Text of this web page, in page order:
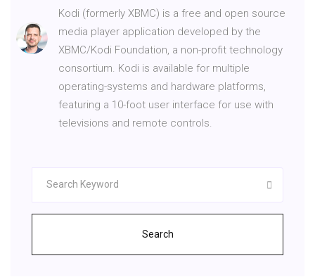
Kodi (formerly XBMC) is a free and open source
media player application developed by the
XBMC/Kodi Foundation, a non-profit technology
consortium. Kodi is available for multiple
operating-systems and hardware platforms,
featuring a 10-foot user interface for use with
televisions and remote controls.
Search